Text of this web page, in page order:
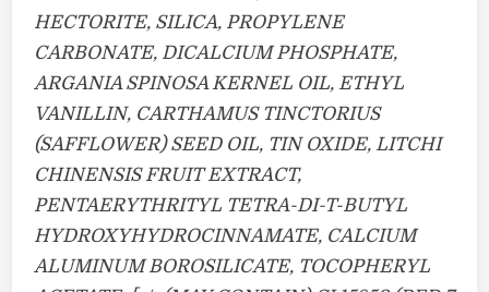
HECTORITE, SILICA, PROPYLENE
CARBONATE, DICALCIUM PHOSPHATE,
ARGANIA SPINOSA KERNEL OIL, ETHYL
VANILLIN, CARTHAMUS TINCTORIUS
(SAFFLOWER) SEED OIL, TIN OXIDE, LITCHI
CHINENSIS FRUIT EXTRACT,
PENTAERYTHRITYL TETRA-DI-T-BUTYL
HYDROXYHYDROCINNAMATE, CALCIUM
ALUMINUM BOROSILICATE, TOCOPHERYL